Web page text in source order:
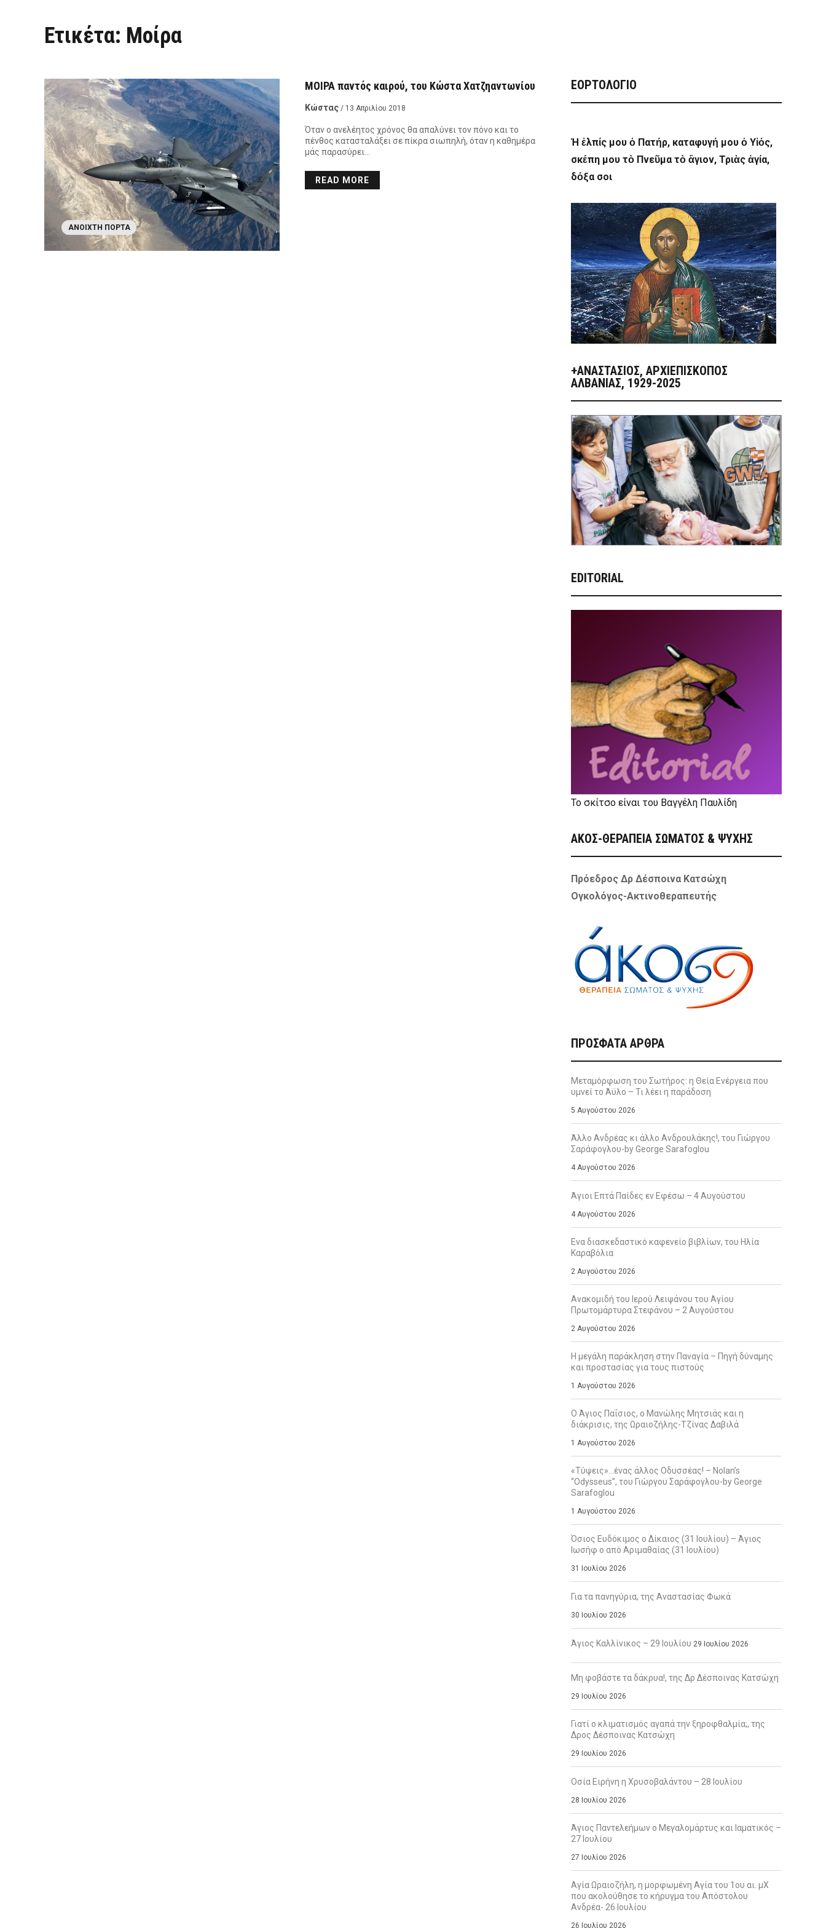
Ετικέτα: Μοίρα
ΑΝΟΙΧΤΉ ΠΌΡΤΑ
ΜΟΙΡΑ παντός καιρού, του Κώστα Χατζηαντωνίου
Κώστας / 13 Απριλίου 2018
Όταν ο ανελέητος χρόνος θα απαλύνει τον πόνο και το
πένθος κατασταλάξει σε πίκρα σιωπηλή, όταν η καθημέρα
μάς παρασύρει…
READ MORE
ΕΟΡΤΟΛΟΓΙΟ
Ἡ ἐλπίς μου ὁ Πατήρ, καταφυγή μου ὁ Υἱός,
σκέπη μου τὸ Πνεῦμα τὸ ἅγιον, Τριὰς ἁγία,
δόξα σοι
+ΑΝΑΣΤΆΣΙΟΣ, ΑΡΧΙΕΠΊΣΚΟΠΟΣ
ΑΛΒΑΝΊΑΣ, 1929-2025
EDITORIAL
Το σκίτσο είναι του Βαγγέλη Παυλίδη
ΑΚΟΣ-ΘΕΡΑΠΕΙΑ ΣΩΜΑΤΟΣ & ΨΥΧΗΣ
Πρόεδρος Δρ Δέσποινα Κατσώχη
Ογκολόγος-Ακτινοθεραπευτής
ΠΡΌΣΦΑΤΑ ΆΡΘΡΑ
Μεταμόρφωση του Σωτήρος: η Θεία Ενέργεια που
υμνεί το Άϋλο – Τι λέει η παράδοση
5 Αυγούστου 2026
Άλλο Ανδρέας κι άλλο Ανδρουλάκης!, του Γιώργου
Σαράφογλου-by George Sarafoglou
4 Αυγούστου 2026
Άγιοι Επτά Παίδες εν Εφέσω – 4 Αυγούστου
4 Αυγούστου 2026
Ενα διασκεδαστικό καφενείο βιβλίων, του Ηλία
Καραβόλια
2 Αυγούστου 2026
Ανακομιδή του Ιερού Λειψάνου του Αγίου
Πρωτομάρτυρα Στεφάνου – 2 Αυγούστου
2 Αυγούστου 2026
Η μεγάλη παράκληση στην Παναγία – Πηγή δύναμης
και προστασίας για τους πιστούς
1 Αυγούστου 2026
Ο Άγιος Παΐσιος, ο Μανώλης Μητσιάς και η
διάκρισις, της Ωραιοζήλης-Τζίνας Δαβιλά
1 Αυγούστου 2026
«Τύψεις»…ένας άλλος Οδυσσέας! – Nolan’s
“Odysseus”, του Γιώργου Σαράφογλου-by George
Sarafoglou
1 Αυγούστου 2026
Όσιος Ευδόκιμος ο Δίκαιος (31 Ιουλίου) – Άγιος
Ιωσήφ ο από Αριμαθαίας (31 Ιουλίου)
31 Ιουλίου 2026
Για τα πανηγύρια, της Αναστασίας Φωκά
30 Ιουλίου 2026
Άγιος Καλλίνικος – 29 Ιουλίου 29 Ιουλίου 2026
Μη φοβάστε τα δάκρυα!, της Δρ Δέσποινας Κατσώχη
29 Ιουλίου 2026
Γιατί ο κλιματισμός αγαπά την ξηροφθαλμία;, της
Δρος Δέσποινας Κατσώχη
29 Ιουλίου 2026
Οσία Ειρήνη η Χρυσοβαλάντου – 28 Ιουλίου
28 Ιουλίου 2026
Άγιος Παντελεήμων ο Μεγαλομάρτυς και Ιαματικός –
27 Ιουλίου
27 Ιουλίου 2026
Αγία Ωραιοζήλη, η μορφωμένη Αγία του 1ου αι. μΧ
που ακολούθησε το κήρυγμα του Απόστολου
Ανδρέα- 26 Ιουλίου
26 Ιουλίου 2026